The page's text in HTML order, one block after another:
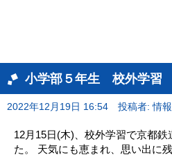
小学部５年生 校外学習
2022年12月19日 16:54 投稿者: 情
12月15日(木)、校外学習で京都
た。 天気にも恵まれ、思い出に